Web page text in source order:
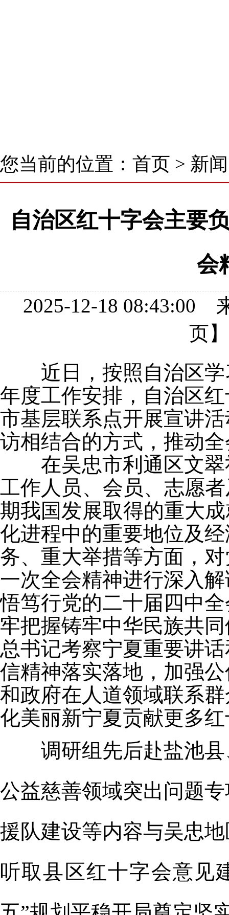
您当前的位置： 首页 > 新
自治区红十字会主要
会
2025-12-18 08:43:00
页
近日，按照自治区
年度工作安排，自治区
市基层联系点开展宣讲
访相结合的方式，推动
在吴忠市利通区文
工作人员、会员、志愿
期我国发展取得的重大
化进程中的重要地位及
务、重大举措等方面，
一次全会精神进行深入
悟笃行党的二十届四中
牢把握铸牢中华民族共
总书记考察宁夏重要讲
信精神落实落地，加强
和政府在人道领域联系
化美丽新宁夏贡献更多
调研组先后赴盐池
公益慈善领域突出问题
援队建设等内容与吴忠
听取县区红十字会意见